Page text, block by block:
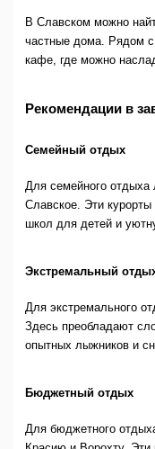
В Славском можно
частные дома. Рядом
кафе, где можно
Рекомендации в
Семейный отдых
Для семейного отдыха
Славское. Эти курорты
школ для детей и
Экстремальный
Для экстремального
Здесь преобладают
опытных лыжников и
Бюджетный отдых
Для бюджетного